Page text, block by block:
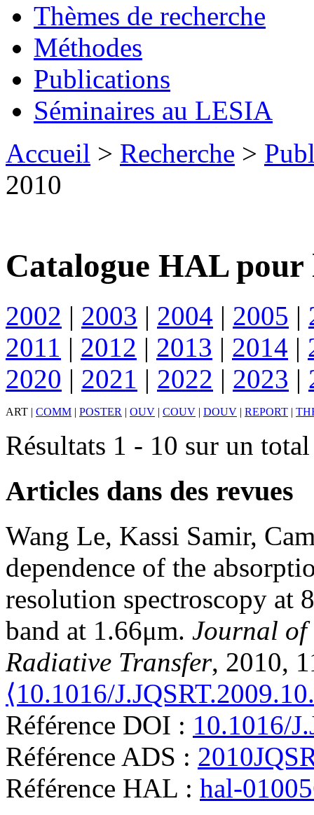
Thèmes de recherche
Méthodes
Publications
Séminaires au LESIA
Accueil > Recherche >
2010
Catalogue HAL pour
2002 | 2003 | 2004 | 2005 |
2011 | 2012 | 2013 | 2014 |
2020 | 2021 | 2022 | 2023 |
ART | COMM | POSTER | OUV | COUV | DOUV | REPORT |
Résultats 1 - 10 sur un
Articles dans des revues
Wang Le, Kassi Samir,
dependence of the
resolution spectroscopy at
band at 1.66μm. Journal of
Radiative Transfer, 2010,
⟨10.1016/
Référence DOI : 10.1016/
Référence ADS :
Référence HAL : hal-